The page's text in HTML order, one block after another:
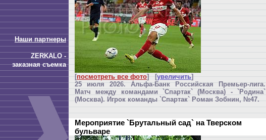
Наши партнеры
ZERKALO -
заказная съемка
[посмотреть все фото] [увеличить]
25 июля 2026. Альфа-Банк Российская Премьер-лига.
Матч между командами `Спартак` (Москва) - `Родина`
(Москва). Игрок команды `Спартак` Роман Зобнин, №47.
Мероприятие `Брутальный сад` на Тверском
бульваре